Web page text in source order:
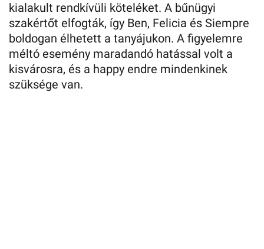
kialakult rendkívüli köteléket. A bűnügyi
szakértőt elfogták, így Ben, Felicia és Siempre
boldogan élhetett a tanyájukon. A figyelemre
méltó esemény maradandó hatással volt a
kisvárosra, és a happy endre mindenkinek
szüksége van.